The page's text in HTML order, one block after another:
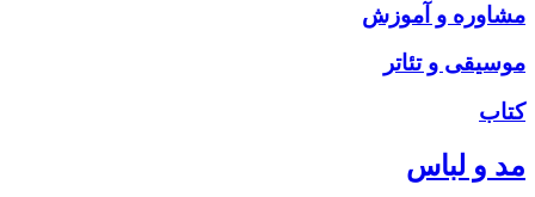
مشاوره و آموزش
موسیقی و تئاتر
کتاب
مد و لباس